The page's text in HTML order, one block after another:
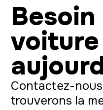
voiture
Contactez-
trouverons la